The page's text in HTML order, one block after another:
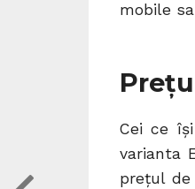
mobile
Cei ce
varianta
prețul de